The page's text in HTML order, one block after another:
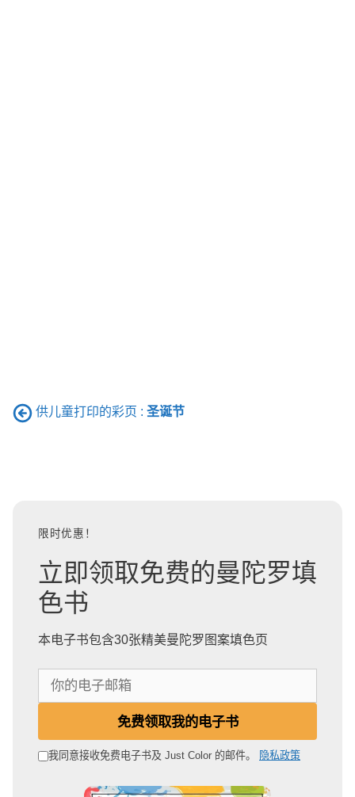
供儿童打印的彩页 : 圣诞节
限时优惠！
立即领取免费的曼陀罗填
色书
本电子书包含30张精美曼陀罗图案填色页
邮
免费领取我的电子书
我同意接收免费电子书及 Just Color 的邮件。 隐私政策